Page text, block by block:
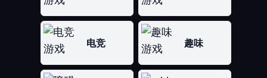
电竞 趣味